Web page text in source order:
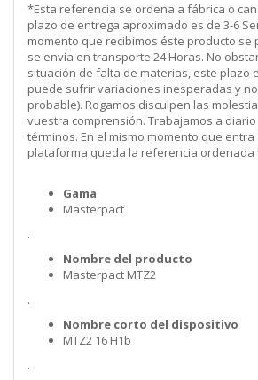
*Esta referencia se ordena a fábrica o
plazo de entrega aproximado es de 3-6
momento que recibimos éste producto
se envía en transporte 24 Horas. No
situación de falta de materias, este plazo
puede sufrir variaciones inesperadas y
probable). Rogamos disculpen las
vuestra comprensión. Trabajamos a
términos. En el mismo momento que
plataforma queda la referencia ordenada
Gama
Masterpact
.
Nombre del producto
Masterpact MTZ2
.
Nombre corto del dispositivo
MTZ2 16 H1b
.